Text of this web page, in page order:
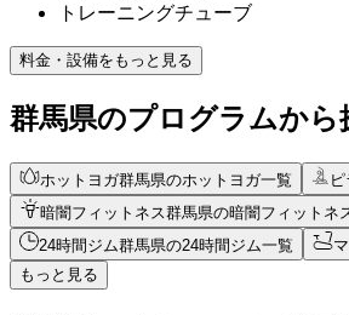
トレーニングチューブ
料金・設備をもっと見る
群馬県のプログラムから
ホットヨガ群馬県のホットヨガ一覧
暗闇フィットネス群馬県の暗闇フィットネ
24時間ジム群馬県の24時間ジム一覧
もっと見る